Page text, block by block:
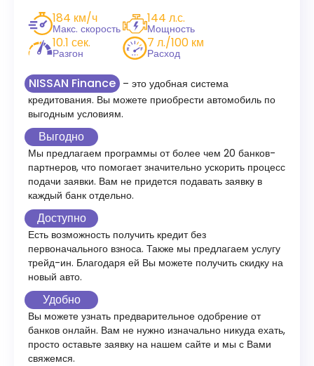
184 км/ч
Макс. скорость
144 л.с.
Мощность
10.1 сек.
Разгон
7 л./100 км
Расход
NISSAN Finance – это удобная система
кредитования. Вы можете приобрести автомобиль по
выгодным условиям.
Выгодно
Мы предлагаем программы от более чем 20 банков-
партнеров, что помогает значительно ускорить процесс
подачи заявки. Вам не придется подавать заявку в
каждый банк отдельно.
Доступно
Есть возможность получить кредит без
первоначального взноса. Также мы предлагаем услугу
трейд-ин. Благодаря ей Вы можете получить скидку на
новый авто.
Удобно
Вы можете узнать предварительное одобрение от
банков онлайн. Вам не нужно изначально никуда ехать,
просто оставьте заявку на нашем сайте и мы с Вами
свяжемся.